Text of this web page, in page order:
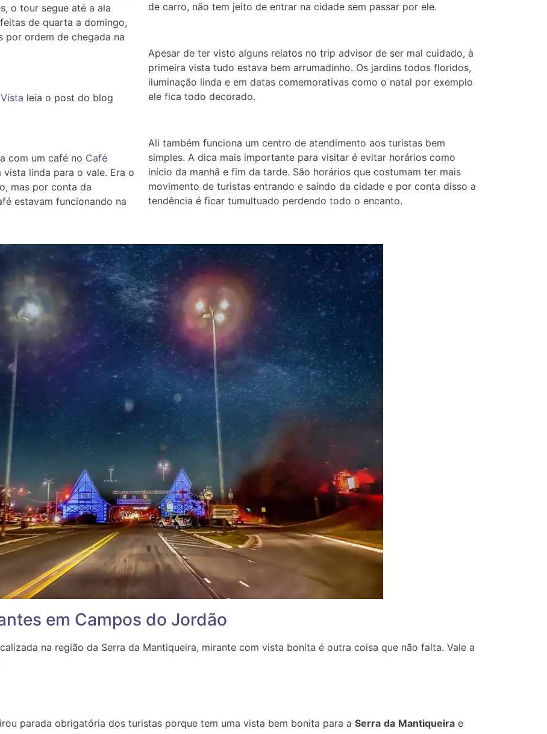
o tour segue até a ala
de quarta a domingo,
por ordem de chegada na
leia o post do blog
com um café no Café
linda para o vale. Era o
mas por conta da
estavam funcionando na
de carro, não tem jeito de entrar na cidade sem passar por ele.
Apesar de ter visto alguns relatos no trip advisor de ser mal cuidado, à
primeira vista tudo estava bem arrumadinho. Os jardins todos floridos,
iluminação linda e em datas comemorativas como o natal por exemplo
ele fica todo decorado.
Ali também funciona um centro de atendimento aos turistas bem
simples. A dica mais importante para visitar é evitar horários como
início da manhã e fim da tarde. São horários que costumam ter mais
movimento de turistas entrando e saindo da cidade e por conta disso a
tendência é ficar tumultuado perdendo todo o encanto.
em Campos do Jordão
na região da Serra da Mantiqueira, mirante com vista bonita é outra coisa que não falta. Vale a
parada obrigatória dos turistas porque tem uma vista bem bonita para a Serra da Mantiqueira e